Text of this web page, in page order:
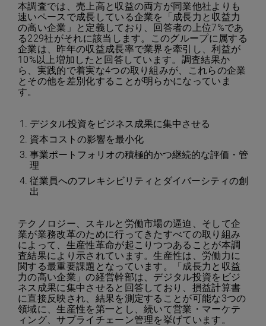
本調査では、売上高と収益の両方が同業他社よりも
速いペースで成長している企業を「成長力と収益力
の高い企業」と定義しており、回答者の上位7%であ
る229社がそれに該当します。このグループに属する
企業は、昨年の収益成長率で業界を牽引し、利益が
10%以上増加したと回答しています。調査結果か
ら、実践的で着実な4つの取り組みが、これらの企業
とその他を差別化することが明らかになっていま
す。
デジタル投資をビジネス成果に集中させる
資本コストの影響を最小化
事業ポートフォリオの積極的かつ継続的な評価・管
理
従業員へのフレキシビリティとダイバーシティの創
出
テクノロジー、スキルと労働市場の逼迫、そして企
業が業務改革のために行ってきたすべての取り組み
によって、生産性革命が起こりつつあることが本調
査結果により示されています。生産性は、労働力に
関する最重要課題となっています。「成長力と収益
力の高い企業」の経営幹部は、デジタル投資をビジ
ネス成果に集中させると回答しており、損益計算書
に直接反映され、結果を測定することが可能な3つの
領域に、生産性を第一とし、続いて営業・マーケテ
ィング、サプライチェーン管理を挙げています。